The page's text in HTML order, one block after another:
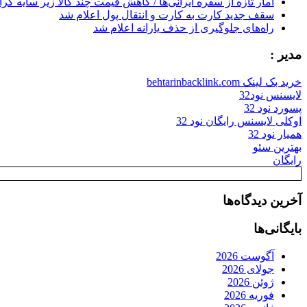
سقف جدید کارت به کارت و انتقال پول اعلام شد
راه‌های جلوگیری از حذف یارانه اعلام شد
مدیر :
خرید بک لینک behtarinbacklink.com
لایسنس نود32
پسورد نود 32
اوکلی لایسنس رایگان نود 32
همیار نود 32
بهترین سئو
رایگان
آخرین دیدگاه‌ها
بایگانی‌ها
آگوست 2026
جولای 2026
ژوئن 2026
فوریه 2026